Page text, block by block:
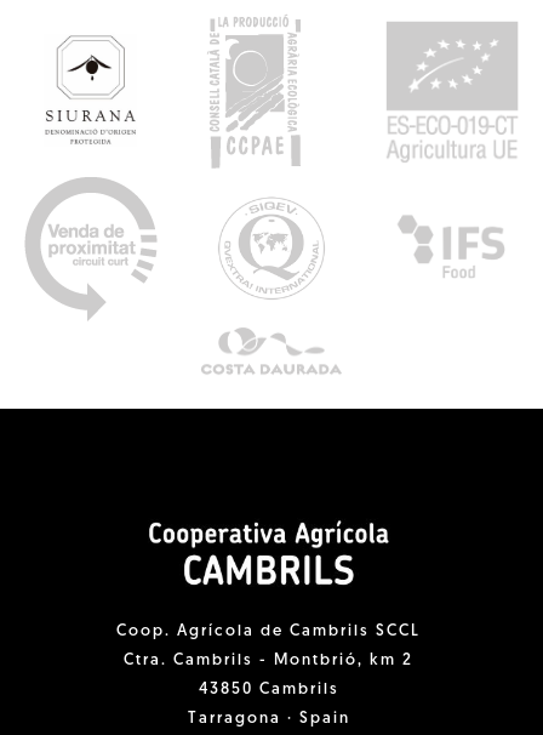
Coop. Agrícola de Cambrils SCCL
Ctra. Cambrils - Montbrió, km 2
43850 Cambrils
Tarragona · Spain